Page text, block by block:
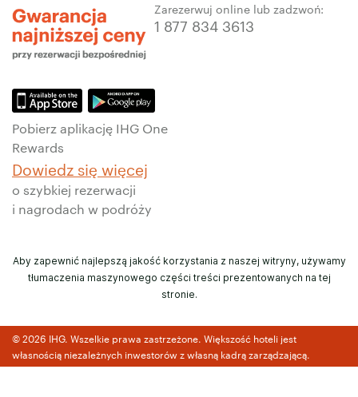
Zarezerwuj online lub zadzwoń:
1 877 834 3613
Pobierz aplikację IHG One
Rewards
Dowiedz się więcej
o szybkiej rezerwacji
i nagrodach w podróży
Aby zapewnić najlepszą jakość korzystania z naszej witryny, używamy
tłumaczenia maszynowego części treści prezentowanych na tej
stronie.
© 2026 IHG. Wszelkie prawa zastrzeżone. Większość hoteli jest
własnością niezależnych inwestorów z własną kadrą zarządzającą.